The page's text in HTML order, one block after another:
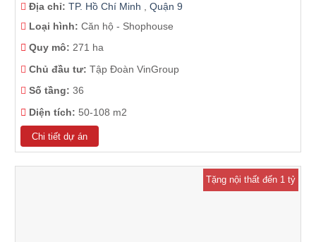
Địa chỉ: TP. Hồ Chí Minh
Quận 9
Loại hình: Căn hộ - Shophouse
Quy mô: 271 ha
Chủ đầu tư: Tập Đoàn VinGroup
Số tầng: 36
Diện tích: 50-108 m2
Chi tiết dự án
Tặng nội thất đến 1 tỷ